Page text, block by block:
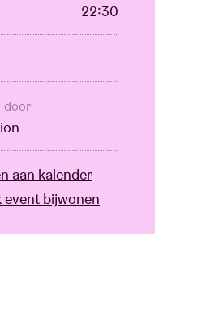
22:30
door
aan kalender
event bijwonen